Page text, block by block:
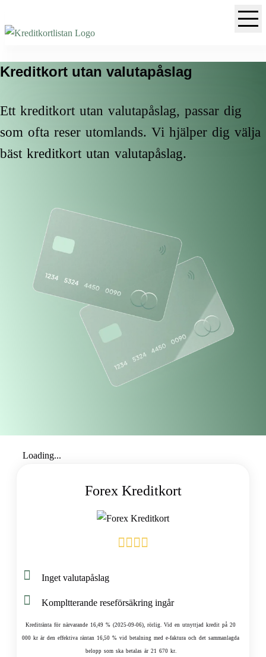
Kreditkort utan valutapåslag
Ett kreditkort utan valutapåslag, passar dig
som ofta reser utomlands. Vi hjälper dig välja
bäst kreditkort utan valutapåslag.
Loading...
Forex Kreditkort
Inget valutapåslag
Kompltterande reseförsäkring ingår
Kreditränta för närvarande 16,49 % (2025-09-06), rörlig. Vid en utnyttjad kredit på 20
000 kr är den effektiva räntan 16,50 % vid betalning med e-faktura och det sammanlagda
belopp som ska betalas är 21 670 kr.